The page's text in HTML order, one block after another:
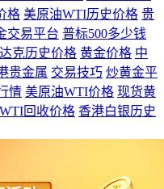
格 美原油WTI历史价格 贵
交易平台 普标500多少钱
克历史价格 黄金价格 中
贵金属 交易技巧 炒黄金平
情 美原油WTI价格 现货黄
回收价格 香港白银历史